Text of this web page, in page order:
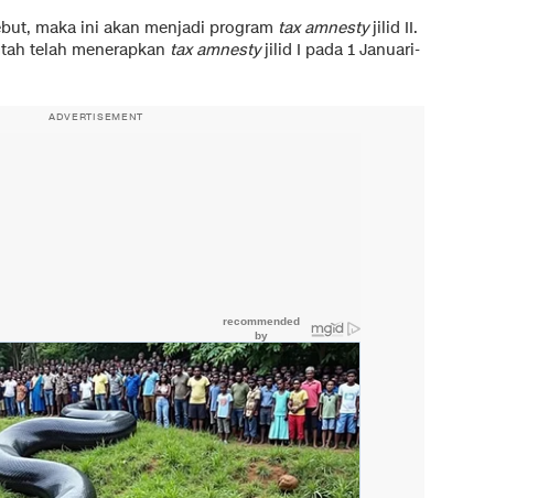
maka ini akan menjadi program tax amnestyjilid II.
telah menerapkan tax amnestyjilid I pada 1 Januari-
ADVERTISEMENT